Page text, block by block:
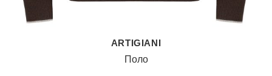
ARTIGIANI
Поло